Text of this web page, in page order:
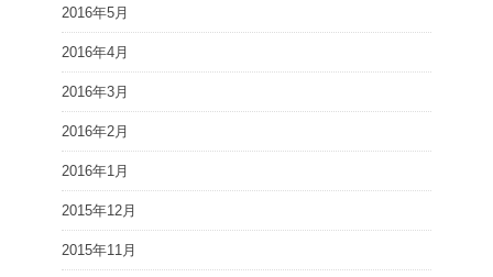
2016年5月
2016年4月
2016年3月
2016年2月
2016年1月
2015年12月
2015年11月